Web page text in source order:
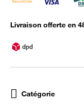
Livraison offerte en
Catégorie